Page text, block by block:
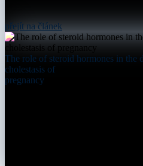
přejít na článek
The role of steroid hormones in the
cholestasis of
pregnancy